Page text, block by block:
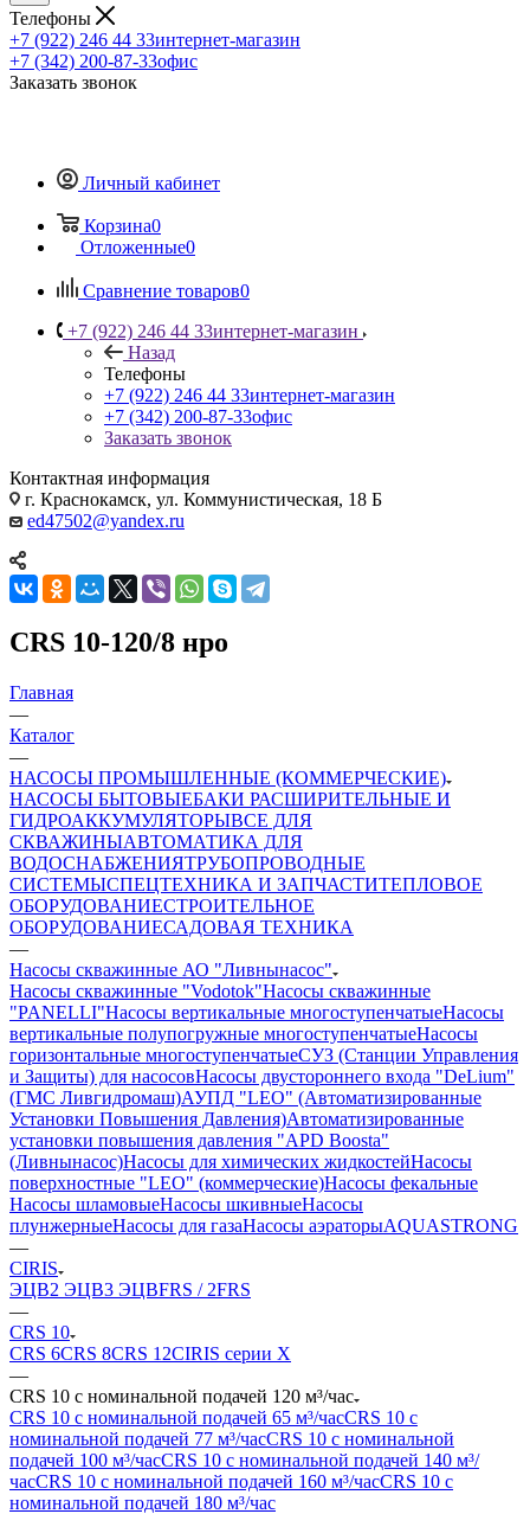
Телефоны
+7 (922) 246 44 33интернет-магазин
+7 (342) 200-87-33офис
Заказать звонок
Личный кабинет
Корзина0
Отложенные0
Сравнение товаров0
+7 (922) 246 44 33интернет-магазин
Назад
Телефоны
+7 (922) 246 44 33интернет-магазин
+7 (342) 200-87-33офис
Заказать звонок
Контактная информация
г. Краснокамск, ул. Коммунистическая, 18 Б
ed47502@yandex.ru
CRS 10-120/8 нро
Главная
—
Каталог
—
НАСОСЫ ПРОМЫШЛЕННЫЕ (КОММЕРЧЕСКИЕ)
НАСОСЫ БЫТОВЫЕБАКИ РАСШИРИТЕЛЬНЫЕ И
ГИДРОАККУМУЛЯТОРЫВСЕ ДЛЯ
СКВАЖИНЫАВТОМАТИКА ДЛЯ
ВОДОСНАБЖЕНИЯТРУБОПРОВОДНЫЕ
СИСТЕМЫСПЕЦТЕХНИКА И ЗАПЧАСТИТЕПЛОВОЕ
ОБОРУДОВАНИЕСТРОИТЕЛЬНОЕ
ОБОРУДОВАНИЕСАДОВАЯ ТЕХНИКА
—
Насосы скважинные АО "Ливнынасос"
Насосы скважинные "Vodotok"Насосы скважинные
"PANELLI"Насосы вертикальные многоступенчатыеНасосы
вертикальные полупогружные многоступенчатыеНасосы
горизонтальные многоступенчатыеСУЗ (Станции Управления
и Защиты) для насосовНасосы двустороннего входа "DeLium"
(ГМС Ливгидромаш)АУПД "LEO" (Автоматизированные
Установки Повышения Давления)Автоматизированные
установки повышения давления "APD Boosta"
(Ливнынасос)Насосы для химических жидкостейНасосы
поверхностные "LEO" (коммерческие)Насосы фекальные
Насосы шламовыеНасосы шкивныеНасосы
плунжерныеНасосы для газаНасосы аэраторыAQUASTRONG
—
CIRIS
ЭЦВ2 ЭЦВ3 ЭЦВFRS / 2FRS
—
CRS 10
CRS 6CRS 8CRS 12CIRIS серии X
—
CRS 10 с номинальной подачей 120 м³/час
CRS 10 с номинальной подачей 65 м³/часCRS 10 с
номинальной подачей 77 м³/часCRS 10 с номинальной
подачей 100 м³/часCRS 10 с номинальной подачей 140 м³/
часCRS 10 с номинальной подачей 160 м³/часCRS 10 с
номинальной подачей 180 м³/час